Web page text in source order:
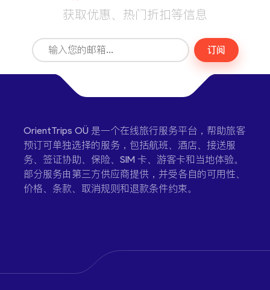
获取优惠、热门折扣等信息
订阅
OrientTrips OÜ 是一个在线旅行服务平台，帮助旅客
预订可单独选择的服务，包括航班、酒店、接送服
务、签证协助、保险、SIM 卡、游客卡和当地体验。
部分服务由第三方供应商提供，并受各自的可用性、
价格、条款、取消规则和退款条件约束。